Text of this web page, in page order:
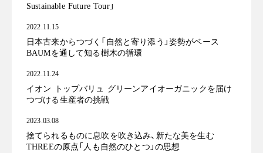
Sustainable Future Tour」
2022.11.15
日本古来からつづく「自然と寄り添う」姿勢がベース
BAUMを通して知る樹木の循環
2022.11.24
イオン トップバリュ グリーンアイオーガニックを届け
つづける生産者の挑戦
2023.03.08
捨てられるものに息吹を吹き込み、新たな美を生む
THREEの原点「人も自然のひとつ」の思想